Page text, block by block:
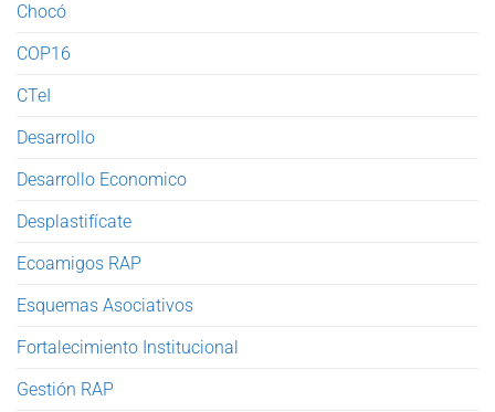
Chocó
COP16
CTeI
Desarrollo
Desarrollo Economico
Desplastifícate
Ecoamigos RAP
Esquemas Asociativos
Fortalecimiento Institucional
Gestión RAP